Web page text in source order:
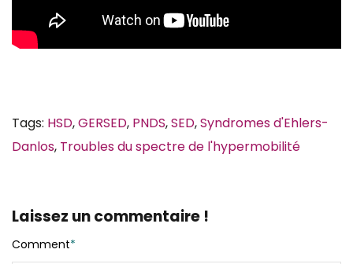
Tags: HSD,GERSED, PNDS,SED,Syndromes d'Ehlers-
Danlos, Troubles du spectre de l'hypermobilité
Laissez un commentaire !
Comment*